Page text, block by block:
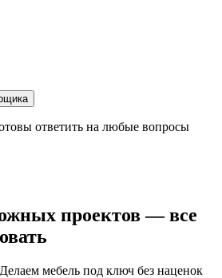
ответить на любые вопросы
проектов — все
мебель под ключ без наценок